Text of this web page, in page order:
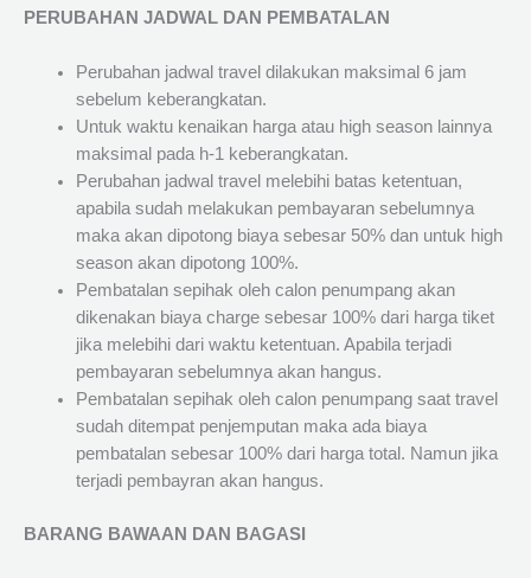
PERUBAHAN JADWAL DAN PEMBATALAN
Perubahan jadwal travel dilakukan maksimal 6 jam
sebelum keberangkatan.
Untuk waktu kenaikan harga atau high season lainnya
maksimal pada h-1 keberangkatan.
Perubahan jadwal travel melebihi batas ketentuan,
apabila sudah melakukan pembayaran sebelumnya
maka akan dipotong biaya sebesar 50% dan untuk high
season akan dipotong 100%.
Pembatalan sepihak oleh calon penumpang akan
dikenakan biaya charge sebesar 100% dari harga tiket
jika melebihi dari waktu ketentuan. Apabila terjadi
pembayaran sebelumnya akan hangus.
Pembatalan sepihak oleh calon penumpang saat travel
sudah ditempat penjemputan maka ada biaya
pembatalan sebesar 100% dari harga total. Namun jika
terjadi pembayran akan hangus.
BARANG BAWAAN DAN BAGASI